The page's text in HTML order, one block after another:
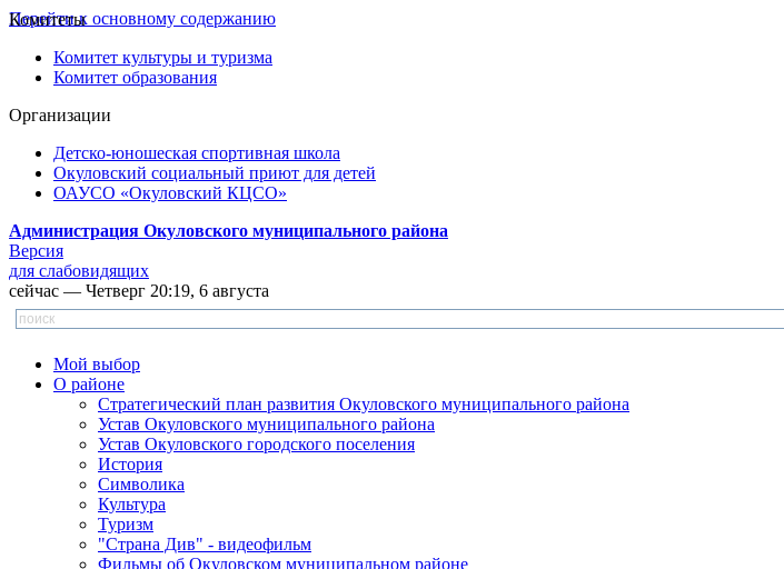
Перейти к основному содержанию
Комитеты
Комитет культуры и туризма
Комитет образования
Организации
Детско-юношеская спортивная школа
Окуловский социальный приют для детей
ОАУСО «Окуловский КЦСО»
Администрация Окуловского муниципального района
Версия
для слабовидящих
сейчас — Четверг 20:19, 6 августа
Мой выбор
О районе
Стратегический план развития Окуловского муниципального района
Устав Окуловского муниципального района
Устав Окуловского городского поселения
История
Символика
Культура
Туризм
"Страна Див" - видеофильм
Фильмы об Окуловском муниципальном районе